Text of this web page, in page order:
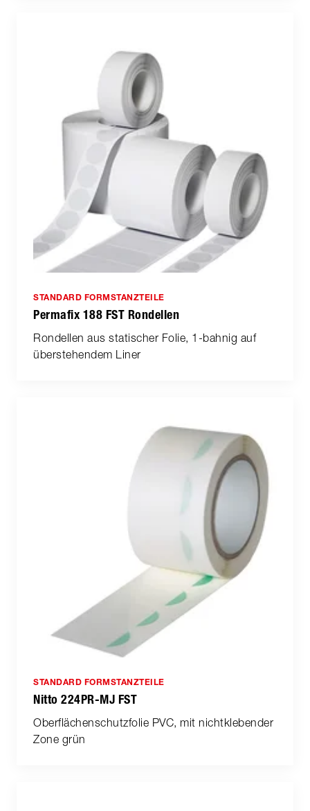
STANDARD FORMSTANZTEILE
Permafix 188 FST Rondellen
Rondellen aus statischer Folie, 1-bahnig auf
überstehendem Liner
STANDARD FORMSTANZTEILE
Nitto 224PR-MJ FST
Oberflächenschutzfolie PVC, mit nichtklebender
Zone grün